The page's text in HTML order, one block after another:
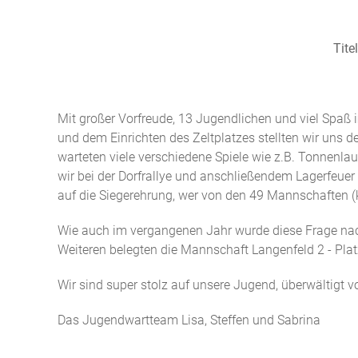
Mit großer Vorfreude, 13 Jugendlichen und viel
und dem Einrichten des Zeltplatzes stellten wir uns
warteten viele verschiedene Spiele wie z.B.
wir bei der Dorfrallye und anschließendem
auf die Siegerehrung, wer von den 49
Wie auch im vergangenen Jahr wurde diese Frage
Weiteren belegten die Mannschaft Langenfeld 2 -
Wir sind super stolz auf unsere Jugend, überwältigt
Das Jugendwartteam Lisa, Steffen und Sabrina